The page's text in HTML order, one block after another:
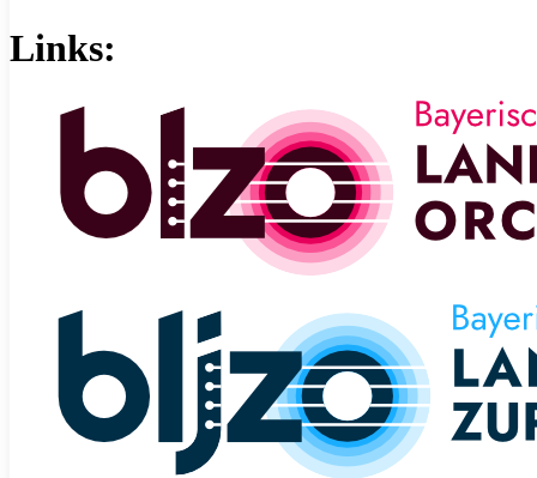
Links: